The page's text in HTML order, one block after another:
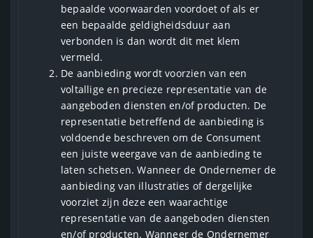
bepaalde voorwaarden voordoet of als er
een bepaalde geldigheidsduur aan
verbonden is dan wordt dit met klem
vermeld.
De aanbieding wordt voorzien van een
voltallige en precieze representatie van de
aangeboden diensten en/of producten. De
representatie betreffend de aanbieding is
voldoende beschreven om de Consument
een juiste weergave van de aanbieding te
laten schetsen. Wanneer de Ondernemer de
aanbieding van illustraties of dergelijke
voorziet zijn deze een waarachtige
representatie van de aangeboden diensten
en/of producten. Wanneer de Ondernemer